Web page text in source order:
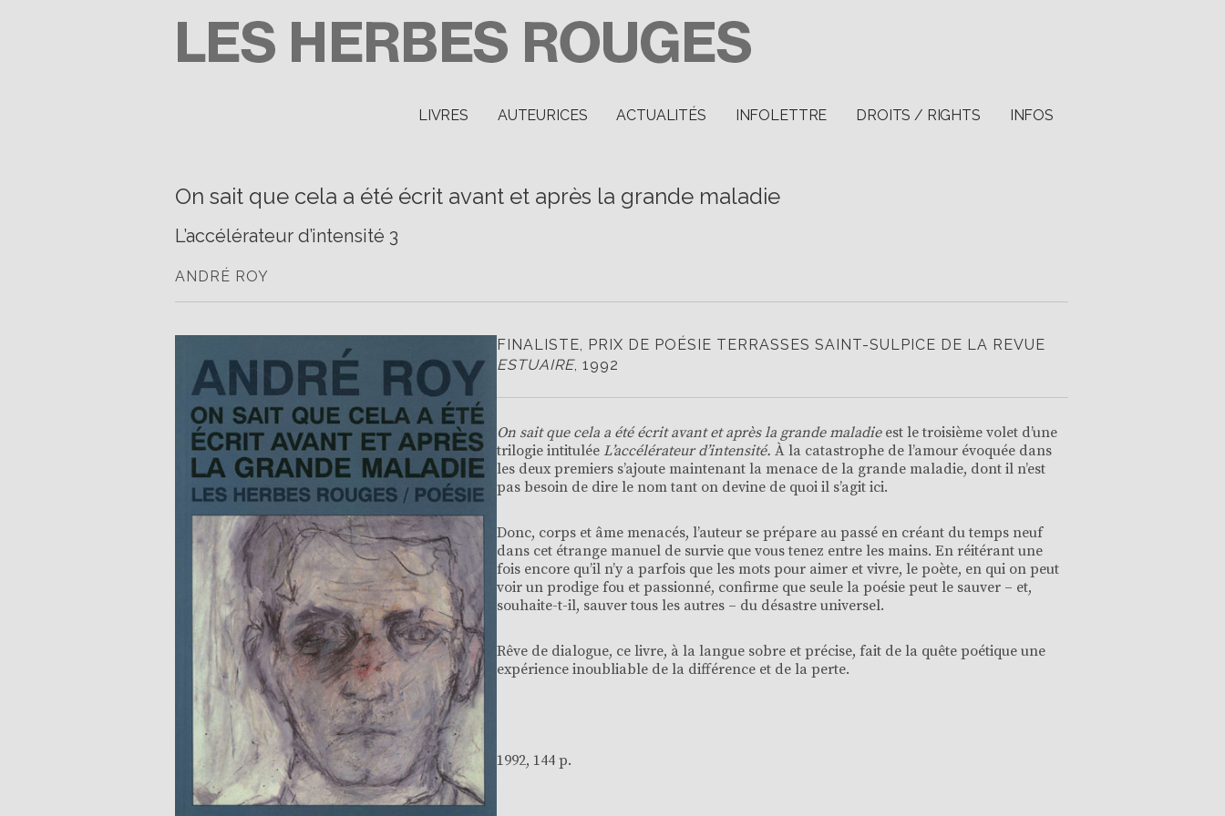
LIVRES AUTEURICES ACTUALITÉS INFOLETTRE DROITS / RIGHTS INFOS
On sait que cela a été écrit avant et après la grande maladie
L’accélérateur d’intensité 3
ANDRÉ ROY
FINALISTE, PRIX DE POÉSIE TERRASSES SAINT-SULPICE DE LA REVUE
ESTUAIRE, 1992
On sait que cela a été écrit avant et après la grande maladieest le troisième volet d’une
trilogie intitulée L’accélérateur d’intensité. À la catastrophe de l’amour évoquée dans
les deux premiers s’ajoute maintenant la menace de la grande maladie, dont il n’est
pas besoin de dire le nom tant on devine de quoi il s’agit ici.
Donc, corps et âme menacés, l’auteur se prépare au passé en créant du temps neuf
dans cet étrange manuel de survie que vous tenez entre les mains. En réitérant une
fois encore qu’il n’y a parfois que les mots pour aimer et vivre, le poète, en qui on peut
voir un prodige fou et passionné, confirme que seule la poésie peut le sauver – et,
souhaite-t-il, sauver tous les autres – du désastre universel.
Rêve de dialogue, ce livre, à la langue sobre et précise, fait de la quête poétique une
expérience inoubliable de la différence et de la perte.
1992, 144 p.